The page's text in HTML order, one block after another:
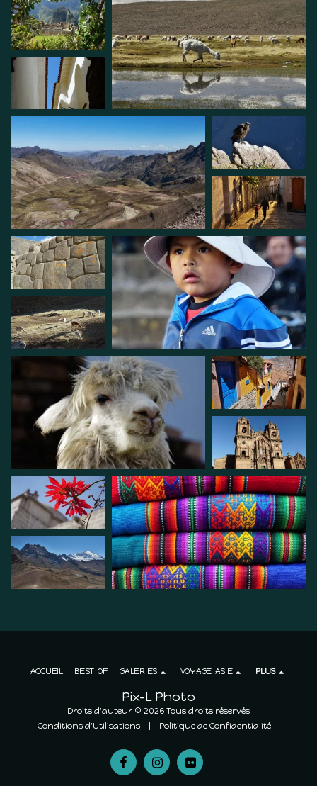
Pix-L Photo
Droits d'auteur © 2026 Tous droits réservés
Conditions d'Utilisations
Politique de Confidentialité
ACCUEIL BEST OF GALERIES VOYAGE ASIE PLUS